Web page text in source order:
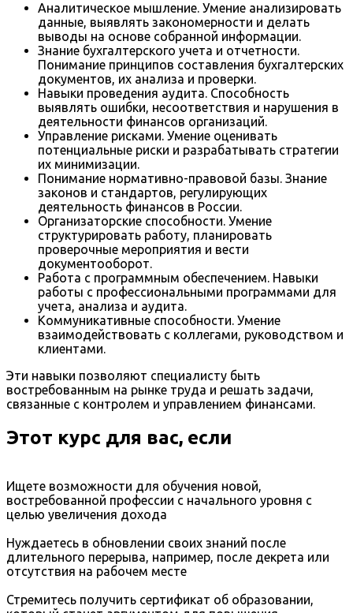
Аналитическое мышление. Умение анализировать
данные, выявлять закономерности и делать
выводы на основе собранной информации.
Знание бухгалтерского учета и отчетности.
Понимание принципов составления бухгалтерских
документов, их анализа и проверки.
Навыки проведения аудита. Способность
выявлять ошибки, несоответствия и нарушения в
деятельности финансов организаций.
Управление рисками. Умение оценивать
потенциальные риски и разрабатывать стратегии
их минимизации.
Понимание нормативно-правовой базы. Знание
законов и стандартов, регулирующих
деятельность финансов в России.
Организаторские способности. Умение
структурировать работу, планировать
проверочные мероприятия и вести
документооборот.
Работа с программным обеспечением. Навыки
работы с профессиональными программами для
учета, анализа и аудита.
Коммуникативные способности. Умение
взаимодействовать с коллегами, руководством и
клиентами.
Эти навыки позволяют специалисту быть
востребованным на рынке труда и решать задачи,
связанные с контролем и управлением финансами.
Этот курс для вас, если
Ищете возможности для обучения новой,
востребованной профессии с начального уровня с
целью увеличения дохода
Нуждаетесь в обновлении своих знаний после
длительного перерыва, например, после декрета или
отсутствия на рабочем месте
Стремитесь получить сертификат об образовании,